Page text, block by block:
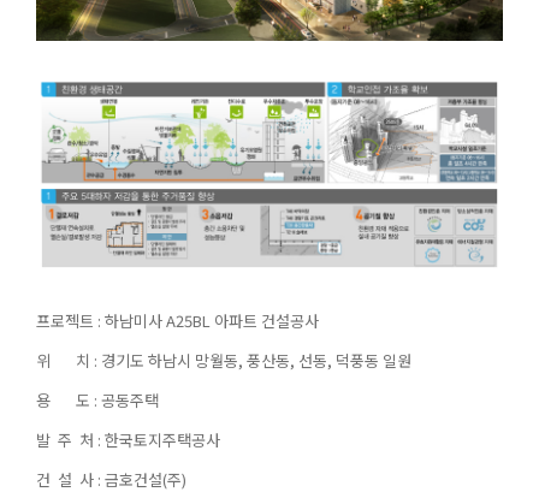
프로젝트 : 하남미사 A25BL 아파트 건설공사
위 치 : 경기도 하남시 망월동, 풍산동, 선동, 덕풍동 일원
용 도 : 공동주택
발 주 처 : 한국토지주택공사
건 설 사 : 금호건설(주)